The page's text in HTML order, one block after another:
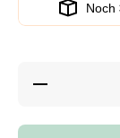
Noch
Verringere